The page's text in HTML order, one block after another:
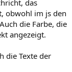
das
obwohl im js den
die Farbe, die
angezeigt.
die Texte der